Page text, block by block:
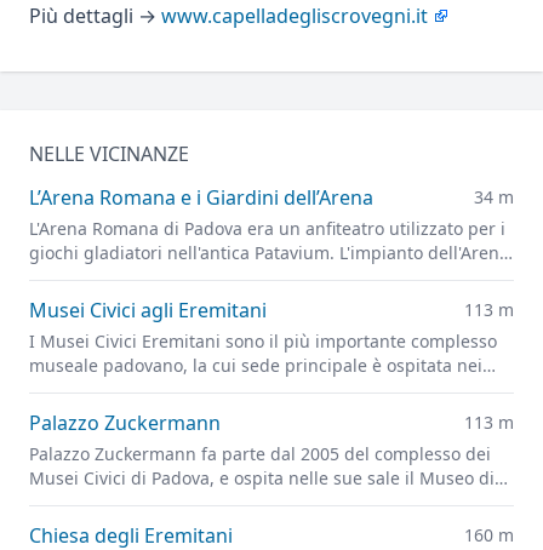
Più dettagli → www.capelladegliscrovegni.it
NELLE VICINANZE
L’Arena Romana e i Giardini dell’Arena
34 m
L'Arena Romana di Padova era un anfiteatro utilizzato per i
giochi gladiatori nell'antica Patavium. L'impianto dell'Arena
è ora alla base dei Giardini dell'Arena, il principale parco
cittadino.
Musei Civici agli Eremitani
113 m
I Musei Civici Eremitani sono il più importante complesso
museale padovano, la cui sede principale è ospitata nei
chiostri dell'ex convento dei frati Eremitani, in Piazza
Eremitani.
Palazzo Zuckermann
113 m
Palazzo Zuckermann fa parte dal 2005 del complesso dei
Musei Civici di Padova, e ospita nelle sue sale il Museo di
Arti Applicate e Decorative e il Museo Bottacin
Chiesa degli Eremitani
160 m